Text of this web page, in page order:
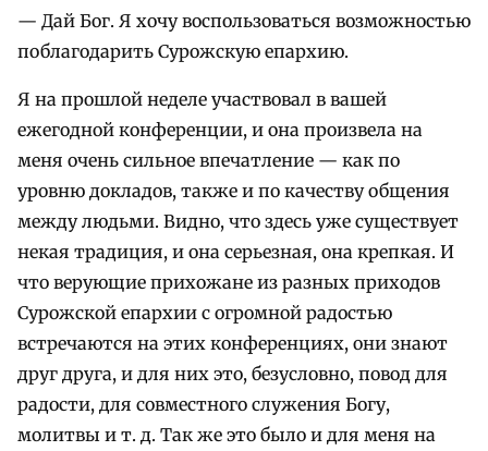
— Дай Бог. Я хочу воспользоваться возможностью
поблагодарить Сурожскую епархию.
Я на прошлой неделе участвовал в вашей
ежегодной конференции, и она произвела на
меня очень сильное впечатление — как по
уровню докладов, также и по качеству общения
между людьми. Видно, что здесь уже существует
некая традиция, и она серьезная, она крепкая. И
что верующие прихожане из разных приходов
Сурожской епархии с огромной радостью
встречаются на этих конференциях, они знают
друг друга, и для них это, безусловно, повод для
радости, для совместного служения Богу,
молитвы и т. д. Так же это было и для меня на